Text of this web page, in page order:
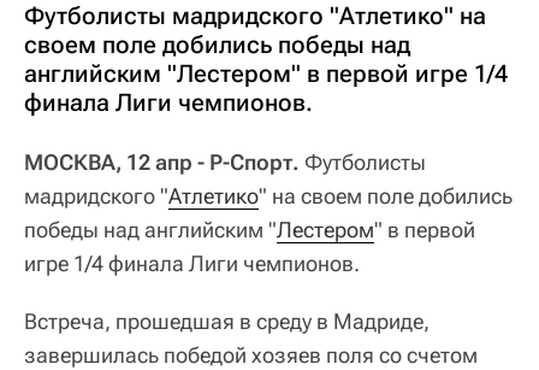
Футболисты мадридского "Атлетико" на
своем поле добились победы над
английским "Лестером" в первой игре 1/4
финала Лиги чемпионов.
МОСКВА, 12 апр - Р-Спорт. Футболисты
мадридского "Атлетико" на своем поле добились
победы над английским "Лестером" в первой
игре 1/4 финала Лиги чемпионов.
Встреча, прошедшая в среду в Мадриде,
завершилась победой хозяев поля со счетом